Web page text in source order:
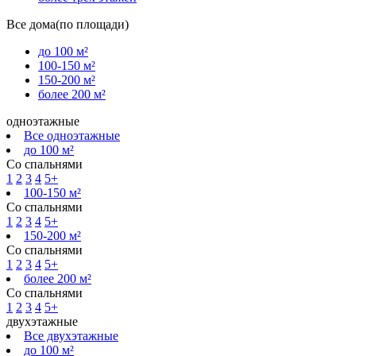
Все дома(по площади)
до 100 м²
100-150 м²
150-200 м²
более 200 м²
одноэтажные
Все одноэтажные
до 100 м²
Со спальнями
1 2 3 4 5+
100-150 м²
Со спальнями
1 2 3 4 5+
150-200 м²
Со спальнями
1 2 3 4 5+
более 200 м²
Со спальнями
1 2 3 4 5+
двухэтажные
Все двухэтажные
до 100 м²